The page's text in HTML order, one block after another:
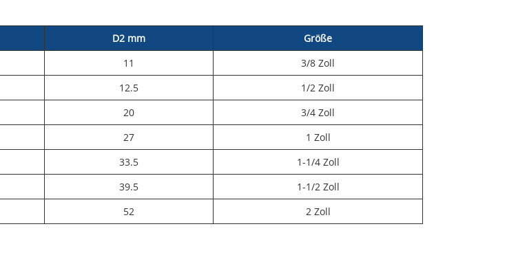
D2 mm
Größe
11
3/8 Zoll
12.5
1/2 Zoll
20
3/4 Zoll
27
1 Zoll
33.5
1-1/4 Zoll
39.5
1-1/2 Zoll
52 2 Zoll